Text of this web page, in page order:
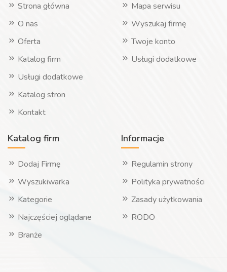
Strona główna
O nas
Oferta
Katalog firm
Usługi dodatkowe
Katalog stron
Kontakt
Mapa serwisu
Wyszukaj firmę
Twoje konto
Usługi dodatkowe
Katalog firm
Dodaj Firmę
Wyszukiwarka
Kategorie
Najczęściej oglądane
Branże
Informacje
Regulamin strony
Polityka prywatności
Zasady użytkowania
RODO